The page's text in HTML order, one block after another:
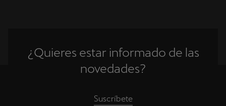
¿Quieres estar informado de las
novedades?
Suscríbete